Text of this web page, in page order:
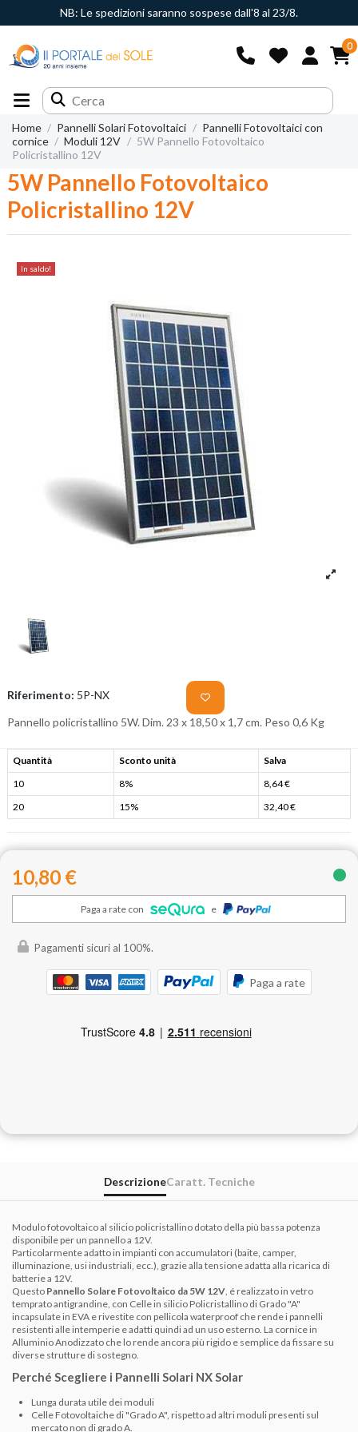
NB: Le spedizioni saranno sospese dall'8 al 23/8.
0
Home Pannelli Solari Fotovoltaici
Pannelli Fotovoltaici con
cornice
Moduli 12V
5W Pannello Fotovoltaico
Policristallino 12V
5W Pannello Fotovoltaico
Policristallino 12V
In saldo!
Riferimento: 5P-NX
Pannello policristallino 5W. Dim. 23 x 18,50 x 1,7 cm. Peso 0,6 Kg
Quantità Sconto unità
Salva
10
8%
8,64 €
20
15% 32,40 €
10,80 €
Paga a rate con e
Pagamenti sicuri al 100%.
Paga a rate
DescrizioneCaratt. Tecniche
Modulo fotovoltaico al silicio policristallino dotato della più bassa potenza
disponibile per un pannello a 12V.
Particolarmente adatto in impianti con accumulatori (baite, camper,
illuminazione, usi industriali, ecc.), grazie alla tensione adatta alla ricarica di
batterie a 12V.
Questo Pannello Solare Fotovoltaico da 5W 12V, é realizzato in vetro
temprato antigrandine, con Celle in silicio Policristallino di Grado "A"
incapsulate in EVA e rivestite con pellicola waterproof che rende i pannelli
resistenti alle intemperie e adatti quindi ad un uso esterno. La cornice in
Alluminio Anodizzato che lo rende ancora più rigido e semplice da fissare su
diverse strutture di sostegno.
Perché Scegliere i Pannelli Solari NX Solar
Lunga durata utile dei moduli
Celle Fotovoltaiche di "Grado A", rispetto ad altri moduli presenti sul
mercato non di grado A.